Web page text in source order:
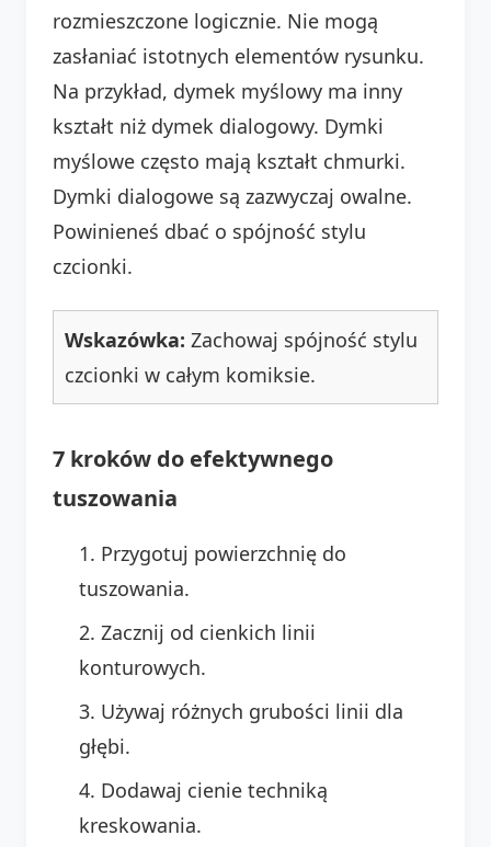
rozmieszczone logicznie. Nie mogą
zasłaniać istotnych elementów rysunku.
Na przykład, dymek myślowy ma inny
kształt niż dymek dialogowy. Dymki
myślowe często mają kształt chmurki.
Dymki dialogowe są zazwyczaj owalne.
Powinieneś dbać o spójność stylu
czcionki.
Wskazówka: Zachowaj spójność stylu
czcionki w całym komiksie.
7 kroków do efektywnego
tuszowania
Przygotuj powierzchnię do
tuszowania.
Zacznij od cienkich linii
konturowych.
Używaj różnych grubości linii dla
głębi.
Dodawaj cienie techniką
kreskowania.